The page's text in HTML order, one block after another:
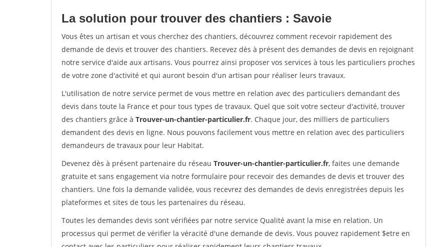
La solution pour trouver des chantiers : Savoie
Vous êtes un artisan et vous cherchez des chantiers, découvrez comment recevoir rapidement des
demande de devis et trouver des chantiers. Recevez dès à présent des demandes de devis en rejoignant
notre service d'aide aux artisans. Vous pourrez ainsi proposer vos services à tous les particuliers proches
de votre zone d'activité et qui auront besoin d'un artisan pour réaliser leurs travaux.
L'utilisation de notre service permet de vous mettre en relation avec des particuliers demandant des
devis dans toute la France et pour tous types de travaux. Quel que soit votre secteur d'activité, trouver
des chantiers grâce à Trouver-un-chantier-particulier.fr. Chaque jour, des milliers de particuliers
demandent des devis en ligne. Nous pouvons facilement vous mettre en relation avec des particuliers
demandeurs de travaux pour leur Habitat.
Devenez dès à présent partenaire du réseau Trouver-un-chantier-particulier.fr, faites une demande
gratuite et sans engagement via notre formulaire pour recevoir des demandes de devis et trouver des
chantiers. Une fois la demande validée, vous recevrez des demandes de devis enregistrées depuis les
plateformes et sites de tous les partenaires du réseau.
Toutes les demandes devis sont vérifiées par notre service Qualité avant la mise en relation. Un
processus qui permet de vérifier la véracité d'une demande de devis. Vous pouvez rapidement $etre en